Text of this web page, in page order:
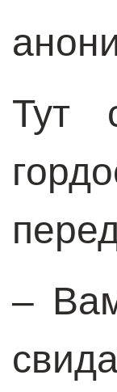
Тут
–